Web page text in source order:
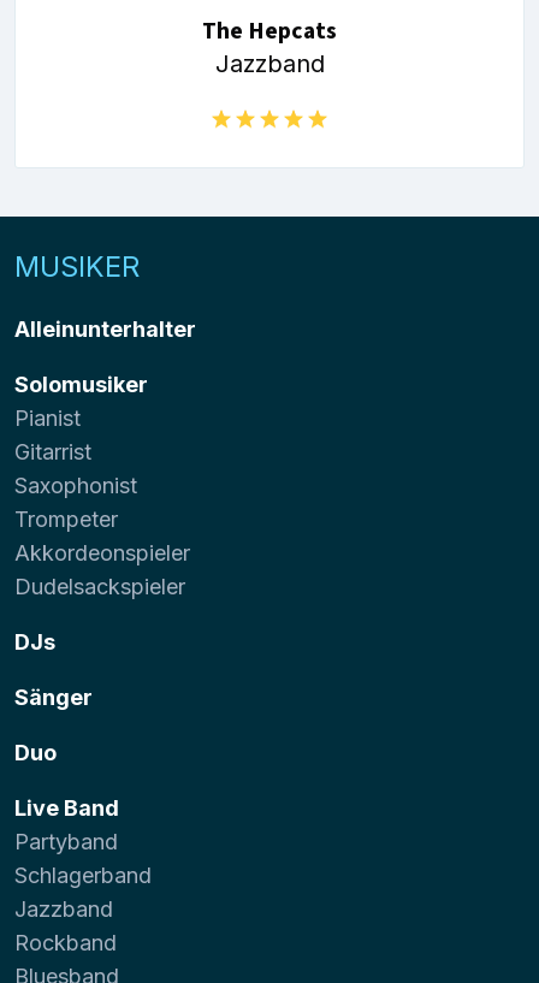
The Hepcats
Jazzband
MUSIKER
Alleinunterhalter
Solomusiker
Pianist
Gitarrist
Saxophonist
Trompeter
Akkordeonspieler
Dudelsackspieler
DJs
Sänger
Duo
Live Band
Partyband
Schlagerband
Jazzband
Rockband
Bluesband